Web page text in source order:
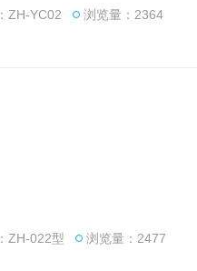
ZH-YC02 浏览量：2364
ZH-022型 浏览量：2477